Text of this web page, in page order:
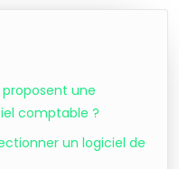
une
comptable ?
un logiciel de